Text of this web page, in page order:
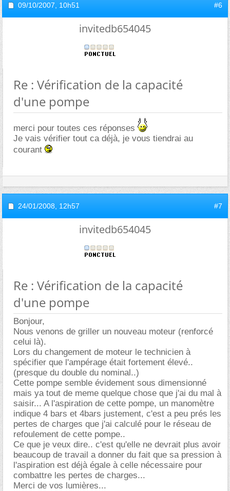
09/10/2007, 10h51 #6
invitedb654045
Re : Vérification de la capacité
d'une pompe
merci pour toutes ces réponses
Je vais vérifier tout ca déjà, je vous tiendrai au
courant
24/01/2008, 12h57 #7
invitedb654045
Re : Vérification de la capacité
d'une pompe
Bonjour,
Nous venons de griller un nouveau moteur (renforcé
celui là).
Lors du changement de moteur le technicien à
spécifier que l'ampérage était fortement élevé..
(presque du double du nominal..)
Cette pompe semble évidement sous dimensionné
mais ya tout de meme quelque chose que j'ai du mal à
saisir... A l'aspiration de cette pompe, un manomètre
indique 4 bars et 4bars justement, c'est a peu prés les
pertes de charges que j'ai calculé pour le réseau de
refoulement de cette pompe..
Ce que je veux dire.. c'est qu'elle ne devrait plus avoir
beaucoup de travail a donner du fait que sa pression à
l'aspiration est déjà égale à celle nécessaire pour
combattre les pertes de charges...
Merci de vos lumières...